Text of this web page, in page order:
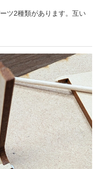
ツ2種類があります。互い